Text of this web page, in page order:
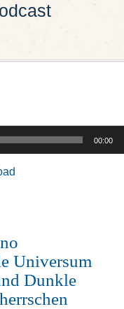
00:00
Universum
Dunkle